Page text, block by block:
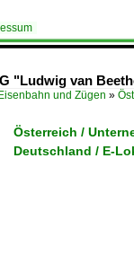
"Ludwig van
und Zügen »
Österreich /
Deutschland / E-